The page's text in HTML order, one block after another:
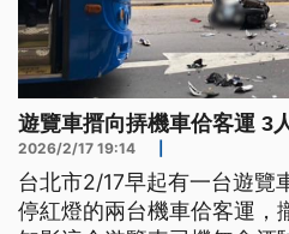
遊覽車搢向挵機車佮客運 3
2026/2/17 19:14
台北市2/17早起有一台遊覽
停紅燈的兩台機車佮客運，